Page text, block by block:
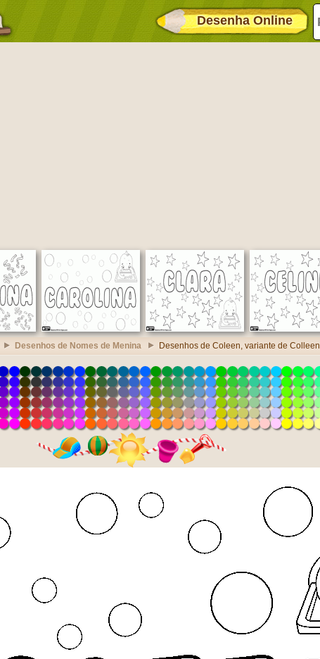
Desenha Online
Desenhos de Nomes de Menina Desenhos de Coleen, variante de Colleen